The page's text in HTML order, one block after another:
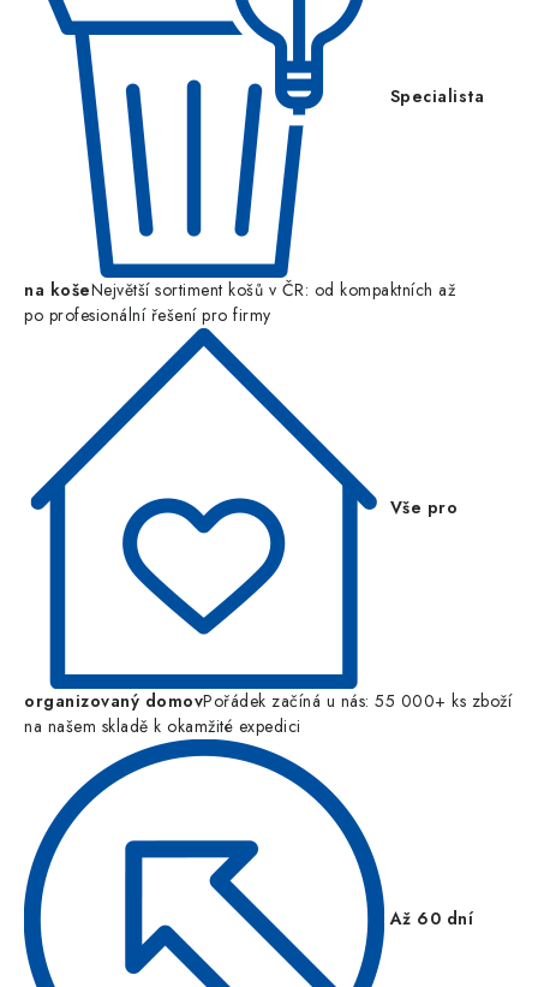
Specialista
na košeNejvětší sortiment košů v ČR: od kompaktních až
po profesionální řešení pro firmy
Vše pro
organizovaný domovPořádek začíná u nás: 55 000+ ks zboží
na našem skladě k okamžité expedici
Až 60 dní